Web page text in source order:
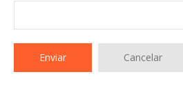
Enviar Cancelar